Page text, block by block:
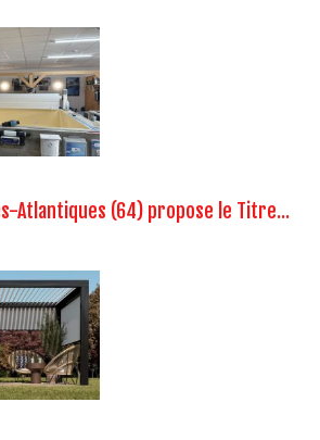
Atlantiques (64) propose le Titre...